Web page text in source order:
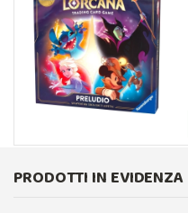
PRODOTTI IN EVIDENZA